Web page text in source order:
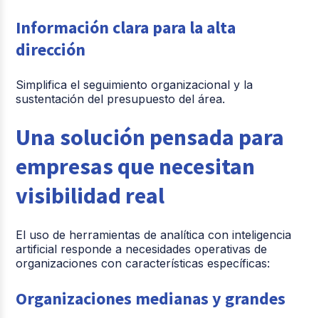
Información clara para la alta
dirección
Simplifica el seguimiento organizacional y la
sustentación del presupuesto del área.
Una solución pensada para
empresas que necesitan
visibilidad real
El uso de herramientas de analítica con inteligencia
artificial responde a necesidades operativas de
organizaciones con características específicas:
Organizaciones medianas y grandes